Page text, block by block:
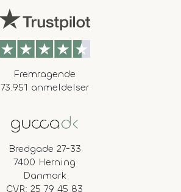
Fremragende
73.951 anmeldelser
Bredgade 27-33
7400 Herning
Danmark
CVR: 25 79 45 83